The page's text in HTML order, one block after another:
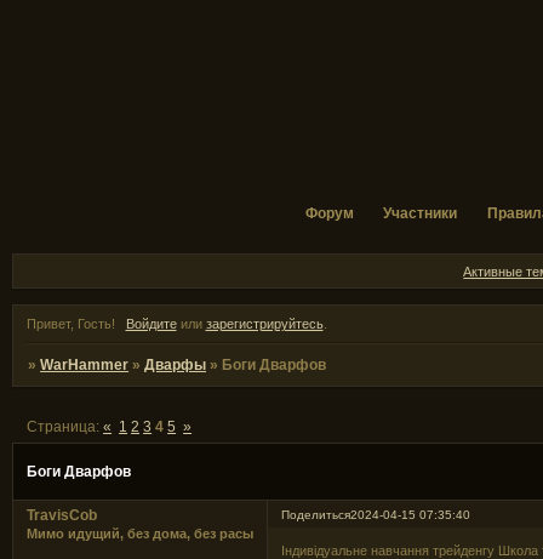
Форум Участники
Активные
Привет, Гость! Войдитеили зарегистрируйтесь.
»WarHammer »Дварфы » Боги Дварфов
Боги Дварфов
Страница:« 1 2 3 4 5 »
Поделиться2024-04-15 07:35:40
TravisCob
Мимо идущий, без дома, без расы
Індивідуальне навчання трейденгу